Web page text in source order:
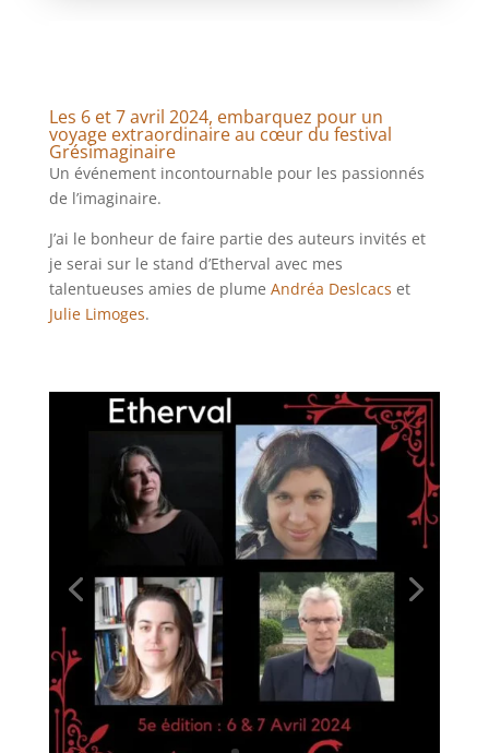
Les 6 et 7 avril 2024, embarquez pour un
voyage extraordinaire au cœur du festival
Grésimaginaire
Un événement incontournable pour les passionnés
de l’imaginaire.
J’ai le bonheur de faire partie des auteurs invités et
je serai sur le stand d’Etherval avec mes
talentueuses amies de plume Andréa Deslcacs et
Julie Limoges.